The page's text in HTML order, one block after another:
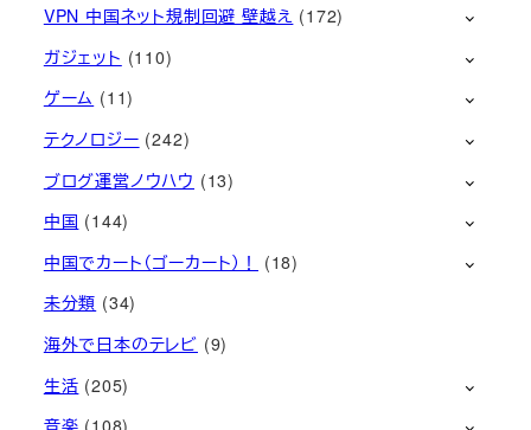
VPN 中国ネット規制回避 壁越え (172)
ガジェット (110)
ゲーム (11)
テクノロジー (242)
ブログ運営ノウハウ (13)
中国 (144)
中国でカート（ゴーカート）！
(18)
未分類 (34)
海外で日本のテレビ (9)
生活 (205)